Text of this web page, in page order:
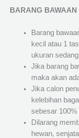
BARANG BAWAAN
Barang
kecil atau 1
ukuran
Jika barang
maka akan
Jika calon
kelebihan
sebesar 100%
Dilarang
hewan,